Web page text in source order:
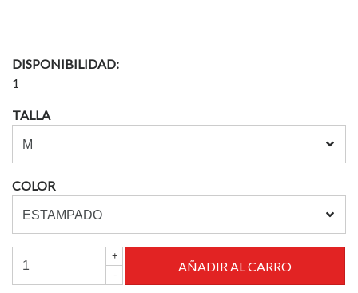
DISPONIBILIDAD:
1
TALLA
COLOR
+
-